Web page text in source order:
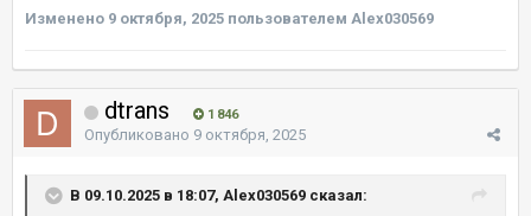
Изменено 9 октября, 2025 пользователем Alex030569
dtrans 1 846
Опубликовано 9 октября, 2025
В 09.10.2025 в 18:07, Alex030569 сказал: